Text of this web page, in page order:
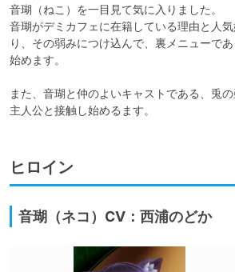
音瑚（ねこ）を一目見て気に入りました。
音瑚がデミカフェに在籍している理由と人
り、その弱みにつけ込んで、裏メニューで
始めます。
また、音瑚と仲のよいキャストである、兎
主人公と接触し始めるます。
ヒロイン
音瑚（ネコ）CV：西浦のどか